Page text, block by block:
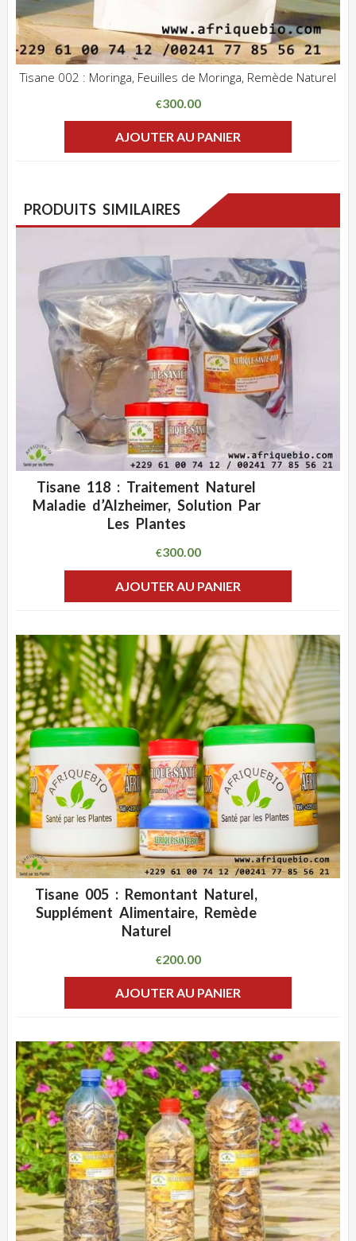
Tisane 002 : Moringa, Feuilles de Moringa, Remède Naturel
€300.00
AJOUTER AU PANIER
PRODUITS SIMILAIRES
ADD WISHLIST
Tisane 118 : Traitement Naturel
Maladie d’Alzheimer, Solution Par
Les Plantes
€300.00
AJOUTER AU PANIER
CLIQUEZ POUR VOIR
ADD WISHLIST
Tisane 005 : Remontant Naturel,
Supplément Alimentaire, Remède
Naturel
€200.00
AJOUTER AU PANIER